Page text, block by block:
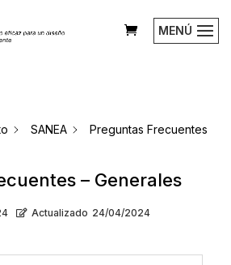
MENÚ
SANEA
Preguntas Frecuentes
– Generales
Actualizado 24/04/2024